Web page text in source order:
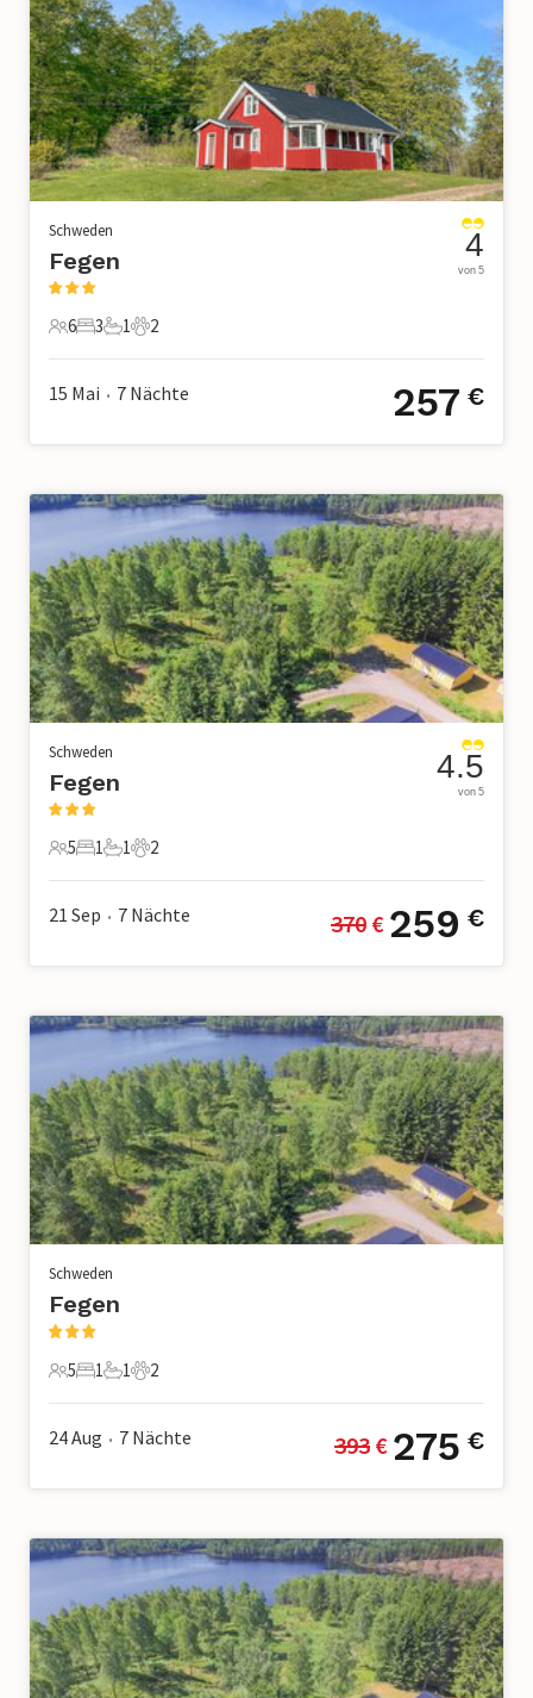
Schweden
Fegen
6 Gäste
6
3 Schlafzimmer
3
1 Badezimmer
1
2 Haustiere
2
4
von 5
15 Mai • 7 Nächte 257 €
Schweden
Fegen
5 Gäste
5
1 Schlafzimmer
1
1 Badezimmer
1
2 Haustiere
2
4.5
von 5
21 Sep • 7 Nächte 370 € 259 €
Schweden
Fegen
5 Gäste
5
1 Schlafzimmer
1
1 Badezimmer
1
2 Haustiere
2
24 Aug • 7 Nächte 393 € 275 €